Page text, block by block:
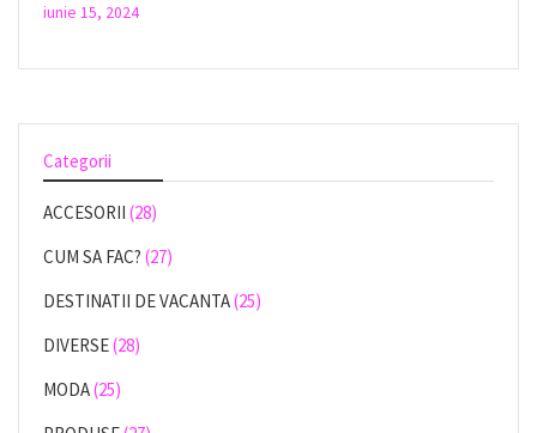
iunie 15, 2024
Categorii
ACCESORII (28)
CUM SA FAC? (27)
DESTINATII DE VACANTA(25)
DIVERSE(28)
MODA(25)